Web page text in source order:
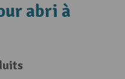
abri à